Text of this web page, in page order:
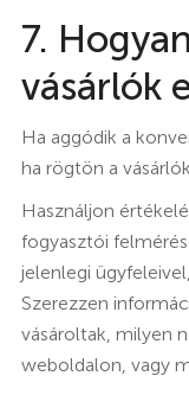
7.
vásárlók
Ha aggódik a
ha rögtön a
Használjon
fogyasztói
jelenlegi
Szerezzen
vásároltak, milyen
weboldalon, vagy